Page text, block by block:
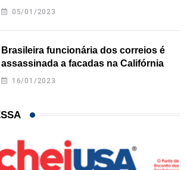
Texas
05/01/2023
Brasileira funcionária dos correios é
assassinada a facadas na Califórnia
16/01/2023